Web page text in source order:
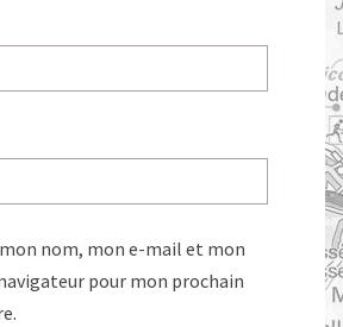
nom, mon e-mail et mon
pour mon prochain